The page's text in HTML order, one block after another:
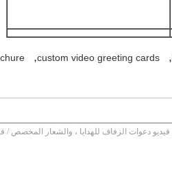
,
custom video greeting cards
,